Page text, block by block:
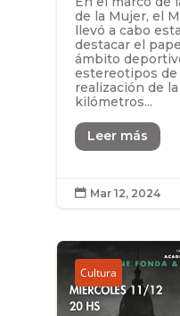
de la Mujer, el
llevó a cabo
destacar el
ámbito
estereotipos
realización de
kilómetros...
Leer más
 Mar 12, 2024
Cultura